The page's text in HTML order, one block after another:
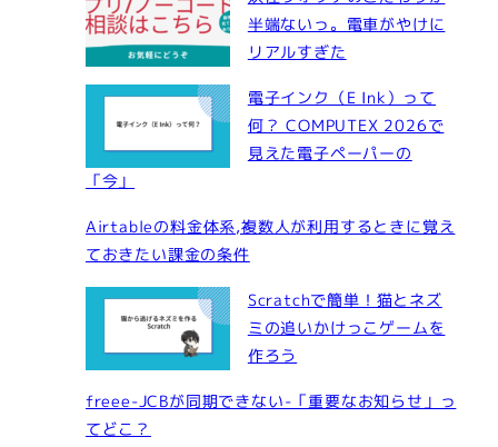
半端ないっ。電車がやけに
リアルすぎた
電子インク（E Ink）って
何？ COMPUTEX 2026で
見えた電子ペーパーの
「今」
Airtableの料金体系,複数人が利用するときに覚え
ておきたい課金の条件
Scratchで簡単！猫とネズ
ミの追いかけっこゲームを
作ろう
freee-JCBが同期できない-「重要なお知らせ」っ
てどこ？